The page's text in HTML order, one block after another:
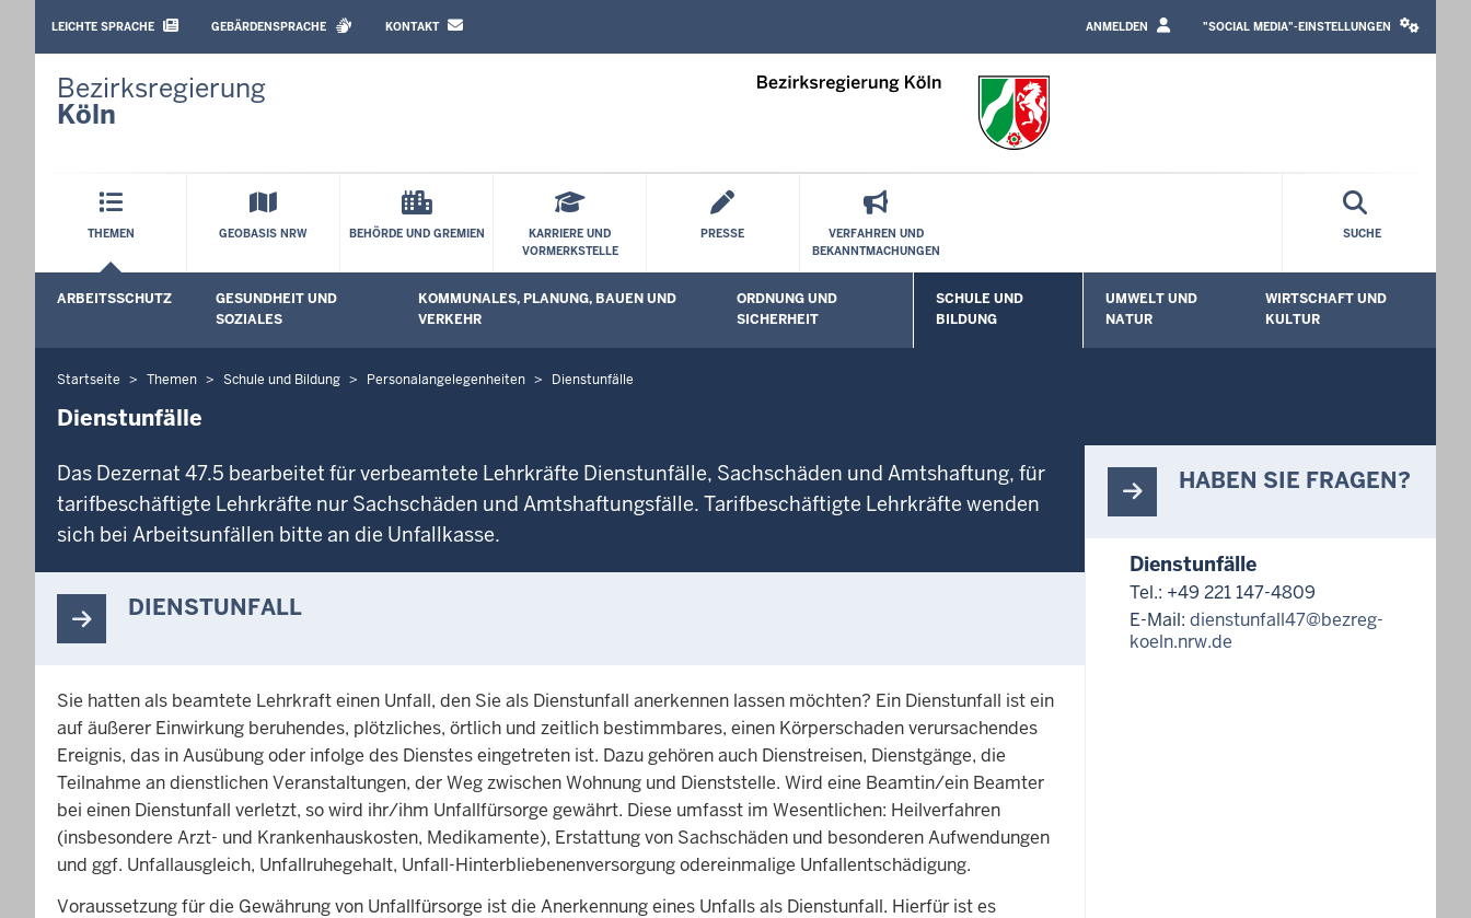
SPRACHEN
LEICHTE SPRACHE GEBÄRDENSPRACHE KONTAKT ANMELDEN
MEDIA
"SOCIAL MEDIA"-EINSTELLUNGEN
Bezirksregierung
Köln
Hauptmenü
THEMEN GEOBASIS NRW BEHÖRDE UND GREMIEN
KARRIERE UND
VORMERKSTELLE
PRESSE
VERFAHREN UND
BEKANNTMACHUNGEN
SUCHE
ARBEITSSCHUTZ
Untermenü öffnen
GESUNDHEIT UND
SOZIALES
Untermenü öffnen
KOMMUNALES, PLANUNG, BAUEN UND
VERKEHR
Untermenü öffnen
ORDNUNG UND
SICHERHEIT
Untermenü öffnen
SCHULE UND
BILDUNG
Untermenü öffnen
UMWELT UND
NATUR
Untermenü öffnen
WIRTSCHAFT UND
KULTUR
Sie
befinden
hier
Startseite Themen Schule und Bildung Personalangelegenheiten Dienstunfälle
Dienstunfälle
Das Dezernat 47.5 bearbeitet für verbeamtete Lehrkräfte Dienstunfälle, Sachschäden und Amtshaftung, für
tarifbeschäftigte Lehrkräfte nur Sachschäden und Amtshaftungsfälle. Tarifbeschäftigte Lehrkräfte wenden
sich bei Arbeitsunfällen bitte an die Unfallkasse.
DIENSTUNFALL
Sie hatten als beamtete Lehrkraft einen Unfall, den Sie als Dienstunfall anerkennen lassen möchten? Ein Dienstunfall ist ein
auf äußerer Einwirkung beruhendes, plötzliches, örtlich und zeitlich bestimmbares, einen Körperschaden verursachendes
Ereignis, das in Ausübung oder infolge des Dienstes eingetreten ist. Dazu gehören auch Dienstreisen, Dienstgänge, die
Teilnahme an dienstlichen Veranstaltungen, der Weg zwischen Wohnung und Dienststelle. Wird eine Beamtin/ein Beamter
bei einen Dienstunfall verletzt, so wird ihr/ihm Unfallfürsorge gewährt. Diese umfasst im Wesentlichen: Heilverfahren
(insbesondere Arzt- und Krankenhauskosten, Medikamente), Erstattung von Sachschäden und besonderen Aufwendungen
und ggf. Unfallausgleich, Unfallruhegehalt, Unfall-Hinterbliebenenversorgung odereinmalige Unfallentschädigung.
Voraussetzung für die Gewährung von Unfallfürsorge ist die Anerkennung eines Unfalls als Dienstunfall. Hierfür ist es
HABEN SIE FRAGEN?
Dienstunfälle
Tel.: +49 221 147-4809
E-Mail: dienstunfall47@bezreg-
koeln.nrw.de